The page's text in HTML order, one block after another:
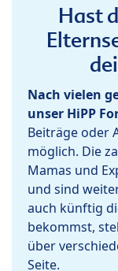
Hast
Nach vielen
unser HiPP
Beiträge oder
möglich. Die
Mamas und
und sind
auch künftig
bekommst,
über
Seite.